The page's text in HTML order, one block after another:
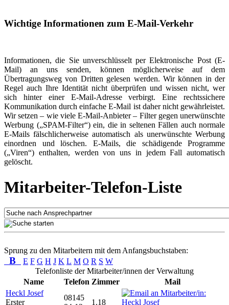
Wichtige Informationen zum E-Mail-Verkehr
Informationen, die Sie unverschlüsselt per Elektronische Post (E-
Mail) an uns senden, können möglicherweise auf dem
Übertragungsweg von Dritten gelesen werden. Wir können in der
Regel auch Ihre Identität nicht überprüfen und wissen nicht, wer
sich hinter einer E-Mail-Adresse verbirgt. Eine rechtssichere
Kommunikation durch einfache E-Mail ist daher nicht gewährleistet.
Wir setzen – wie viele E-Mail-Anbieter – Filter gegen unerwünschte
Werbung („SPAM-Filter“) ein, die in seltenen Fällen auch normale
E-Mails fälschlicherweise automatisch als unerwünschte Werbung
einordnen und löschen. E-Mails, die schädigende Programme
(„Viren“) enthalten, werden von uns in jedem Fall automatisch
gelöscht.
Mitarbeiter-Telefon-Liste
Sprung zu den Mitarbeitern mit dem Anfangsbuchstaben:
B E F G H J K L M O R S W
Telefonliste der Mitarbeiter/innen der Verwaltung
Name
Telefon Zimmer
Mail
Heckl Josef
Erster
08145
1.18